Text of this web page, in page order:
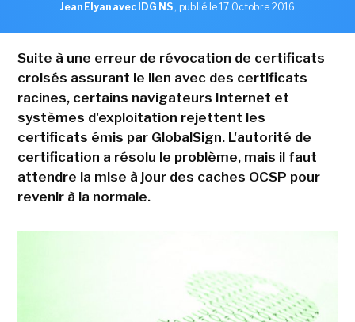
Jean Elyan avec IDG NS , publié le 17 Octobre 2016
Suite à une erreur de révocation de certificats
croisés assurant le lien avec des certificats
racines, certains navigateurs Internet et
systèmes d'exploitation rejettent les
certificats émis par GlobalSign. L'autorité de
certification a résolu le problème, mais il faut
attendre la mise à jour des caches OCSP pour
revenir à la normale.